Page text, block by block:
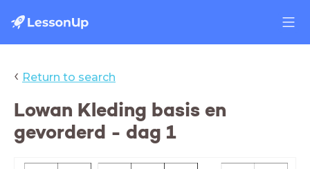
‹ Return to search
Lowan Kleding basis en
gevorderd - dag 1